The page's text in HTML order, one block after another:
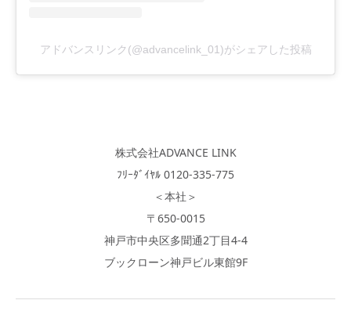
アドバンスリンク(@advancelink_01)がシェアした投稿
株式会社ADVANCE LINK
ﾌﾘｰﾀﾞｲﾔﾙ 0120-335-775
＜本社＞
〒650-0015
神戸市中央区多聞通2丁目4-4
ブックローン神戸ビル東館9F